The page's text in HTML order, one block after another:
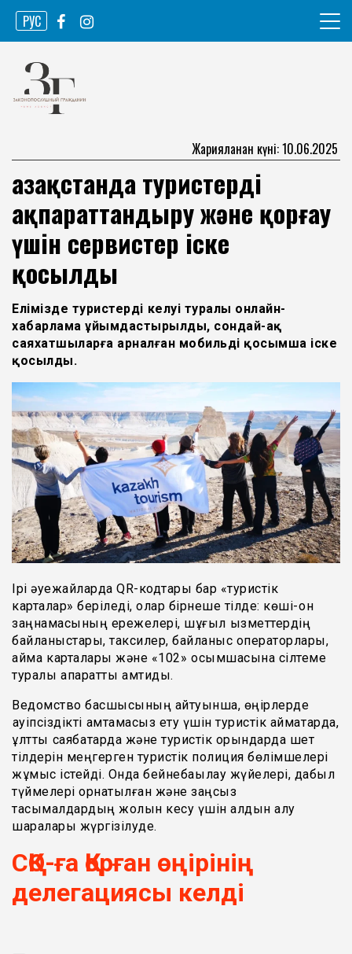
Skip
content
РУС
Законопослушный гражданин
Жарияланған күні: 10.06.2025
Қазақстанда туристерді
ақпараттандыру және қорғау
үшін сервистер іске
қосылды
Елімізде туристердің келуі туралы онлайн-
хабарлама ұйымдастырылды, сондай-ақ
саяхатшыларға арналған мобильді қосымша іске
қосылды.
Ірі әуежайларда QR-кодтары бар «туристік
карталар» беріледі, олар бірнеше тілде: көші-қон
заңнамасының ережелері, шұғыл қызметтердің
байланыстары, таксилер, байланыс операторлары,
аймақ карталары және «102» қосымшасына сілтеме
туралы ақпаратты қамтиды.
Ведомство басшысының айтуынша, өңірлерде
қауіпсіздікті қамтамасыз ету үшін туристік аймақтарда,
ұлттық саябақтарда және туристік орындарда шет
тілдерін меңгерген туристік полиция бөлімшелері
жұмыс істейді. Онда бейнебақылау жүйелері, дабыл
түймелері орнатылған және заңсыз
тасымалдардың жолын кесу үшін алдын алу
шаралары жүргізілуде.
СҚО-ға Қорған өңірінің
делегациясы келді